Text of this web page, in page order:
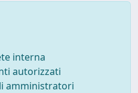
interna
autorizzati
amministratori